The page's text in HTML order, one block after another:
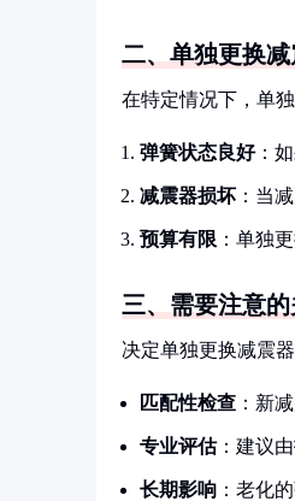
二、单独更换
在特定情况下，单
弹簧状态良好：
减震器损坏 ：当
预算有限 ：单独
三、需要注意
决定单独更换减震
匹配性检查 ：新
专业评估：建议
长期影响 ：老化